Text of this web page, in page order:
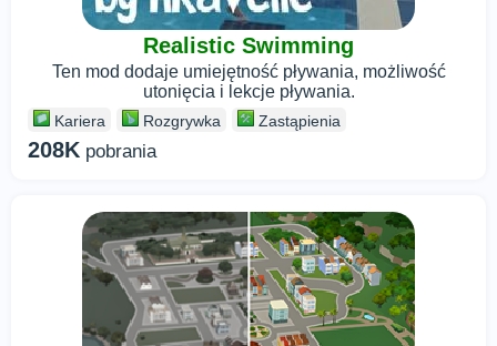
Realistic Swimming
Ten mod dodaje umiejętność pływania, możliwość
utonięcia i lekcje pływania.
Kariera Rozgrywka Zastąpienia
208K pobrania